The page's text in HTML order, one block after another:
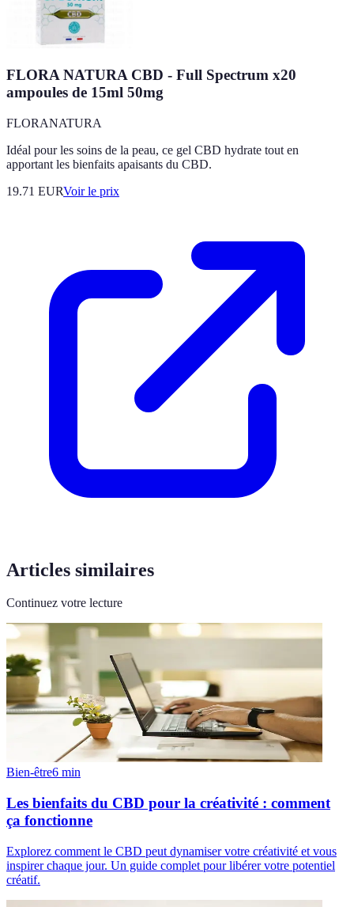
FLORA NATURA CBD - Full Spectrum x20
ampoules de 15ml 50mg
FLORANATURA
Idéal pour les soins de la peau, ce gel CBD hydrate tout en
apportant les bienfaits apaisants du CBD.
19.71 EURVoir le prix
Articles similaires
Continuez votre lecture
Bien-être6 min
Les bienfaits du CBD pour la créativité : comment
ça fonctionne
Explorez comment le CBD peut dynamiser votre créativité et vous
inspirer chaque jour. Un guide complet pour libérer votre potentiel
créatif.